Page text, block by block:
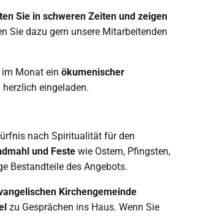
Sie in schweren Zeiten und zeigen
Sie dazu gern unsere Mitarbeitenden
Monat ein ökumenischer
eingeladen.
nach Spiritualität für den
und Feste wie Ostern, Pfingsten,
Bestandteile des Angebots.
Kirchengemeinde
zu Gesprächen ins Haus. Wenn Sie